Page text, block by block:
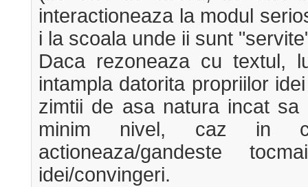
interactioneaza la modul
i la scoala unde ii sunt
Daca rezoneaza cu textul,
intampla datorita propriilor
zimtii de asa natura incat
minim nivel, caz in
actioneaza/gandeste
idei/convingeri.